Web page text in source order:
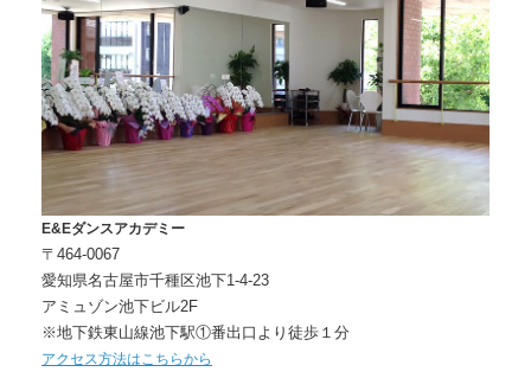
E&Eダンスアカデミー
〒464-0067
愛知県名古屋市千種区池下1-4-23
アミュゾン池下ビル2F
※地下鉄東山線池下駅①番出口より徒歩１分
アクセス方法はこちらから